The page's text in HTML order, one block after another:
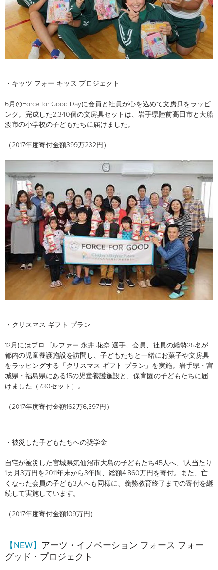
・キッツ フォー キッズ プロジェクト
6月のForce for Good Dayに会員と社員が心を込めて文房具をラッピ
ング。完成した2,340個の文房具セットは、岩手県陸前高田市と大船
渡市の小学校の子どもたちに届けました。
（2017年度寄付金額399万232円）
・クリスマス ギフト プラン
12月にはプロゴルファー 永井 花奈 選手、会員、社員の総勢25名が
都内の児童養護施設を訪問し、子どもたちと一緒にお菓子や文房具
をラッピングする「クリスマス ギフト プラン」を実施。岩手県・宮
城県・福島県にある15の児童養護施設と、保育園の子どもたちに届
けました（730セット）。
（2017年度寄付金額162万6,397円）
・被災した子どもたちへの奨学金
自宅が被災した宮城県気仙沼市大島の子どもたち45人へ、1人当たり
1ヵ月3万円を2011年末から3年間、総額4,860万円を寄付。また、亡
くなった会員の子ども3人へも同様に、義務教育終了までの寄付を継
続して実施しています。
（2017年度寄付金額109万円）
【NEW】 アーツ・イノベーション フォース フォー
グッド・プロジェクト